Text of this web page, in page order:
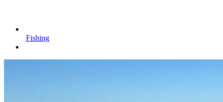
Fishing